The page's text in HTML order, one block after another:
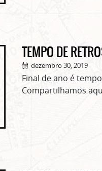
TEMPO DE
dezembro 30, 2019
Final de ano é
Compartilhamos